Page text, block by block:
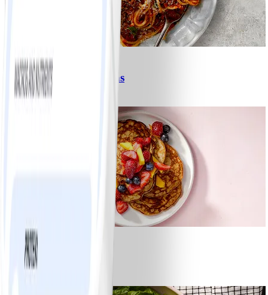
Spagetti med köttfärssås
Lätt10 MIN
Bananpannkakor